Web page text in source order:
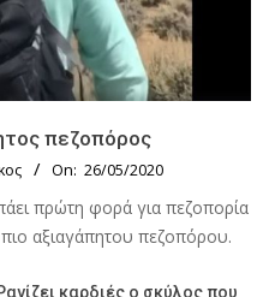
πεζοπόρος
On: 26/05/2020
πρώτη φορά για πεζοπορία
πιο αξιαγάπητου πεζοπόρου.
καρδιές ο σκύλος που